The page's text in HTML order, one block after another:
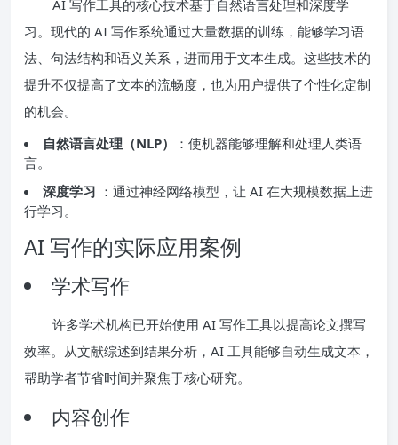
AI 写作工具的核心技术基于自然语言处理和深度学
习。现代的 AI 写作系统通过大量数据的训练，能够学习语
法、句法结构和语义关系，进而用于文本生成。这些技术的
提升不仅提高了文本的流畅度，也为用户提供了个性化定制
的机会。
自然语言处理（NLP）
：使机器能够理解和处理人类语
言。
深度学习 ：通过神经网络模型，让 AI 在大规模数据上进
行学习。
AI 写作的实际应用案例
学术写作
许多学术机构已开始使用 AI 写作工具以提高论文撰写
效率。从文献综述到结果分析，AI 工具能够自动生成文本，
帮助学者节省时间并聚焦于核心研究。
内容创作